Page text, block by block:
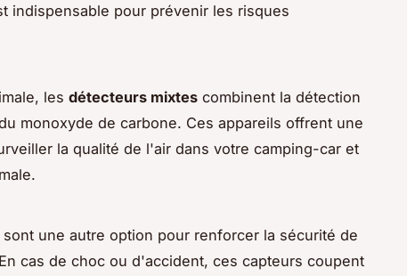
indispensable pour prévenir les risques
les détecteurs mixtes combinent la détection
monoxyde de carbone. Ces appareils offrent une
la qualité de l'air dans votre camping-car et
sont une autre option pour renforcer la sécurité de
cas de choc ou d'accident, ces capteurs coupent